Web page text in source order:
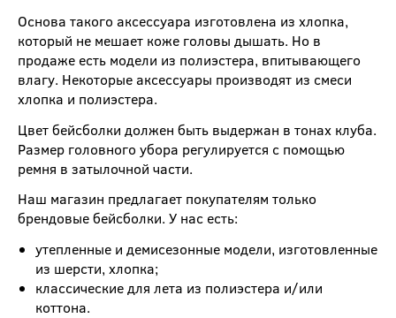
Основа такого аксессуара изготовлена из хлопка,
который не мешает коже головы дышать. Но в
продаже есть модели из полиэстера, впитывающего
влагу. Некоторые аксессуары производят из смеси
хлопка и полиэстера.
Цвет бейсболки должен быть выдержан в тонах клуба.
Размер головного убора регулируется с помощью
ремня в затылочной части.
Наш магазин предлагает покупателям только
брендовые бейсболки. У нас есть:
утепленные и демисезонные модели, изготовленные
из шерсти, хлопка;
классические для лета из полиэстера и/или
коттона.